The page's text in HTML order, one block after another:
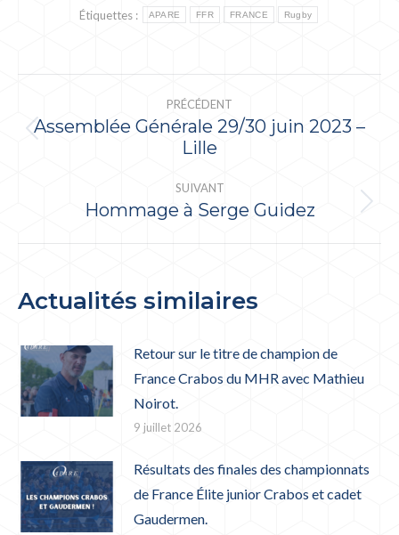
Étiquettes :
APARE FFR FRANCE Rugby
ARTICLE
PRÉCÉDENT
Article
:
Assemblée Générale 29/30 juin 2023 –
Lille
SUIVANT
Article
Hommage à Serge Guidez
Actualités similaires
Retour sur le titre de champion de
France Crabos du MHR avec Mathieu
Noirot.
9 juillet 2026
Résultats des finales des championnats
de France Élite junior Crabos et cadet
Gaudermen.